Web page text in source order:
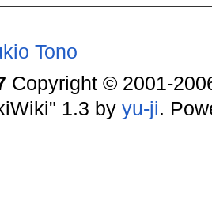
Tono
Copyright © 2001-
1.3 by yu-ji.